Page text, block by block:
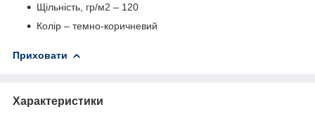
Щільність, гр/м2 – 120
Колір – темно-коричневий
Приховати
Характеристики